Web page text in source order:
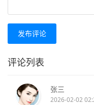
发布评论
评论列表
张三
2026-02-02